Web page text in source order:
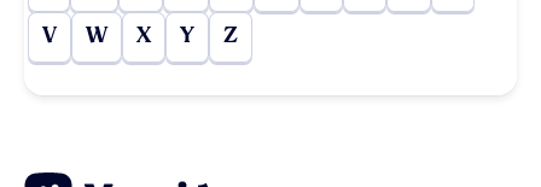
V W X Y Z